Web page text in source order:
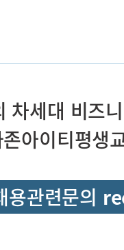
차세대 비즈
아이티평생
용관련문의